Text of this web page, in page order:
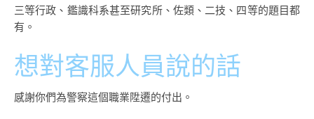
三等行政、鑑識科系甚至研究所、佐類、二技、四等的題目都
有。
想對客服人員說的話
感謝你們為警察這個職業陞遷的付出。